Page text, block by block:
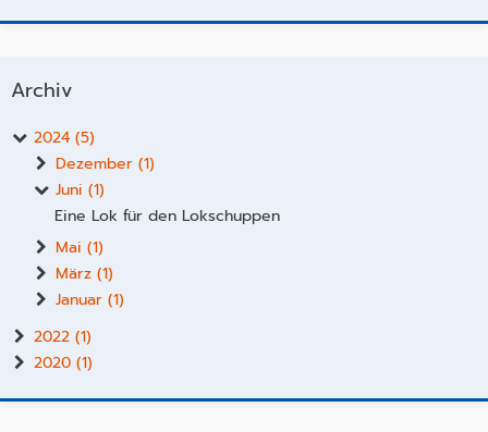
Archiv
2024 (5)
Dezember (1)
Juni (1)
Eine Lok für den Lokschuppen
Mai (1)
März (1)
Januar (1)
2022 (1)
2020 (1)